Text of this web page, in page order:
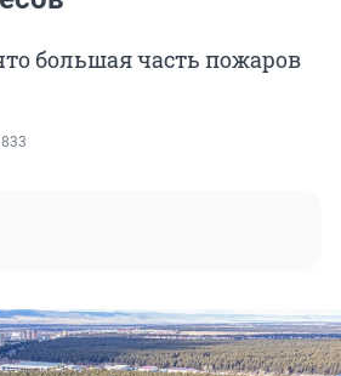
большая часть пожаров